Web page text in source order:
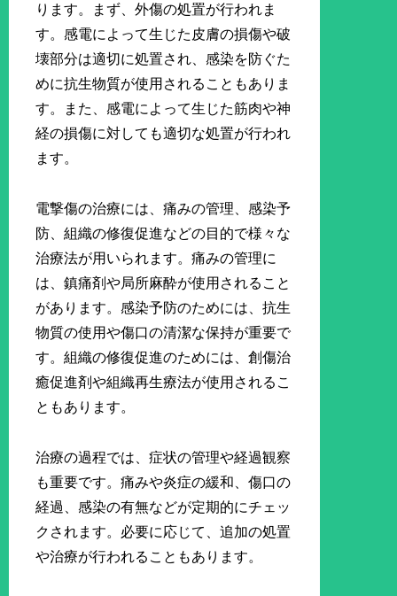
ります。まず、外傷の処置が行われま
す。感電によって生じた皮膚の損傷や破
壊部分は適切に処置され、感染を防ぐた
めに抗生物質が使用されることもありま
す。また、感電によって生じた筋肉や神
経の損傷に対しても適切な処置が行われ
ます。
電撃傷の治療には、痛みの管理、感染予
防、組織の修復促進などの目的で様々な
治療法が用いられます。痛みの管理に
は、鎮痛剤や局所麻酔が使用されること
があります。感染予防のためには、抗生
物質の使用や傷口の清潔な保持が重要で
す。組織の修復促進のためには、創傷治
癒促進剤や組織再生療法が使用されるこ
ともあります。
治療の過程では、症状の管理や経過観察
も重要です。痛みや炎症の緩和、傷口の
経過、感染の有無などが定期的にチェッ
クされます。必要に応じて、追加の処置
や治療が行われることもあります。